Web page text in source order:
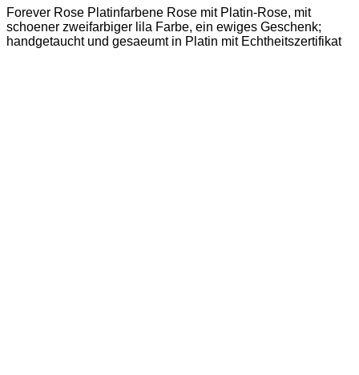
Forever Rose Platinfarbene Rose mit Platin-Rose, mit
schoener zweifarbiger lila Farbe, ein ewiges Geschenk;
handgetaucht und gesaeumt in Platin mit Echtheitszertifikat